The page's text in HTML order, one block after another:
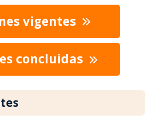
vigentes
concluidas